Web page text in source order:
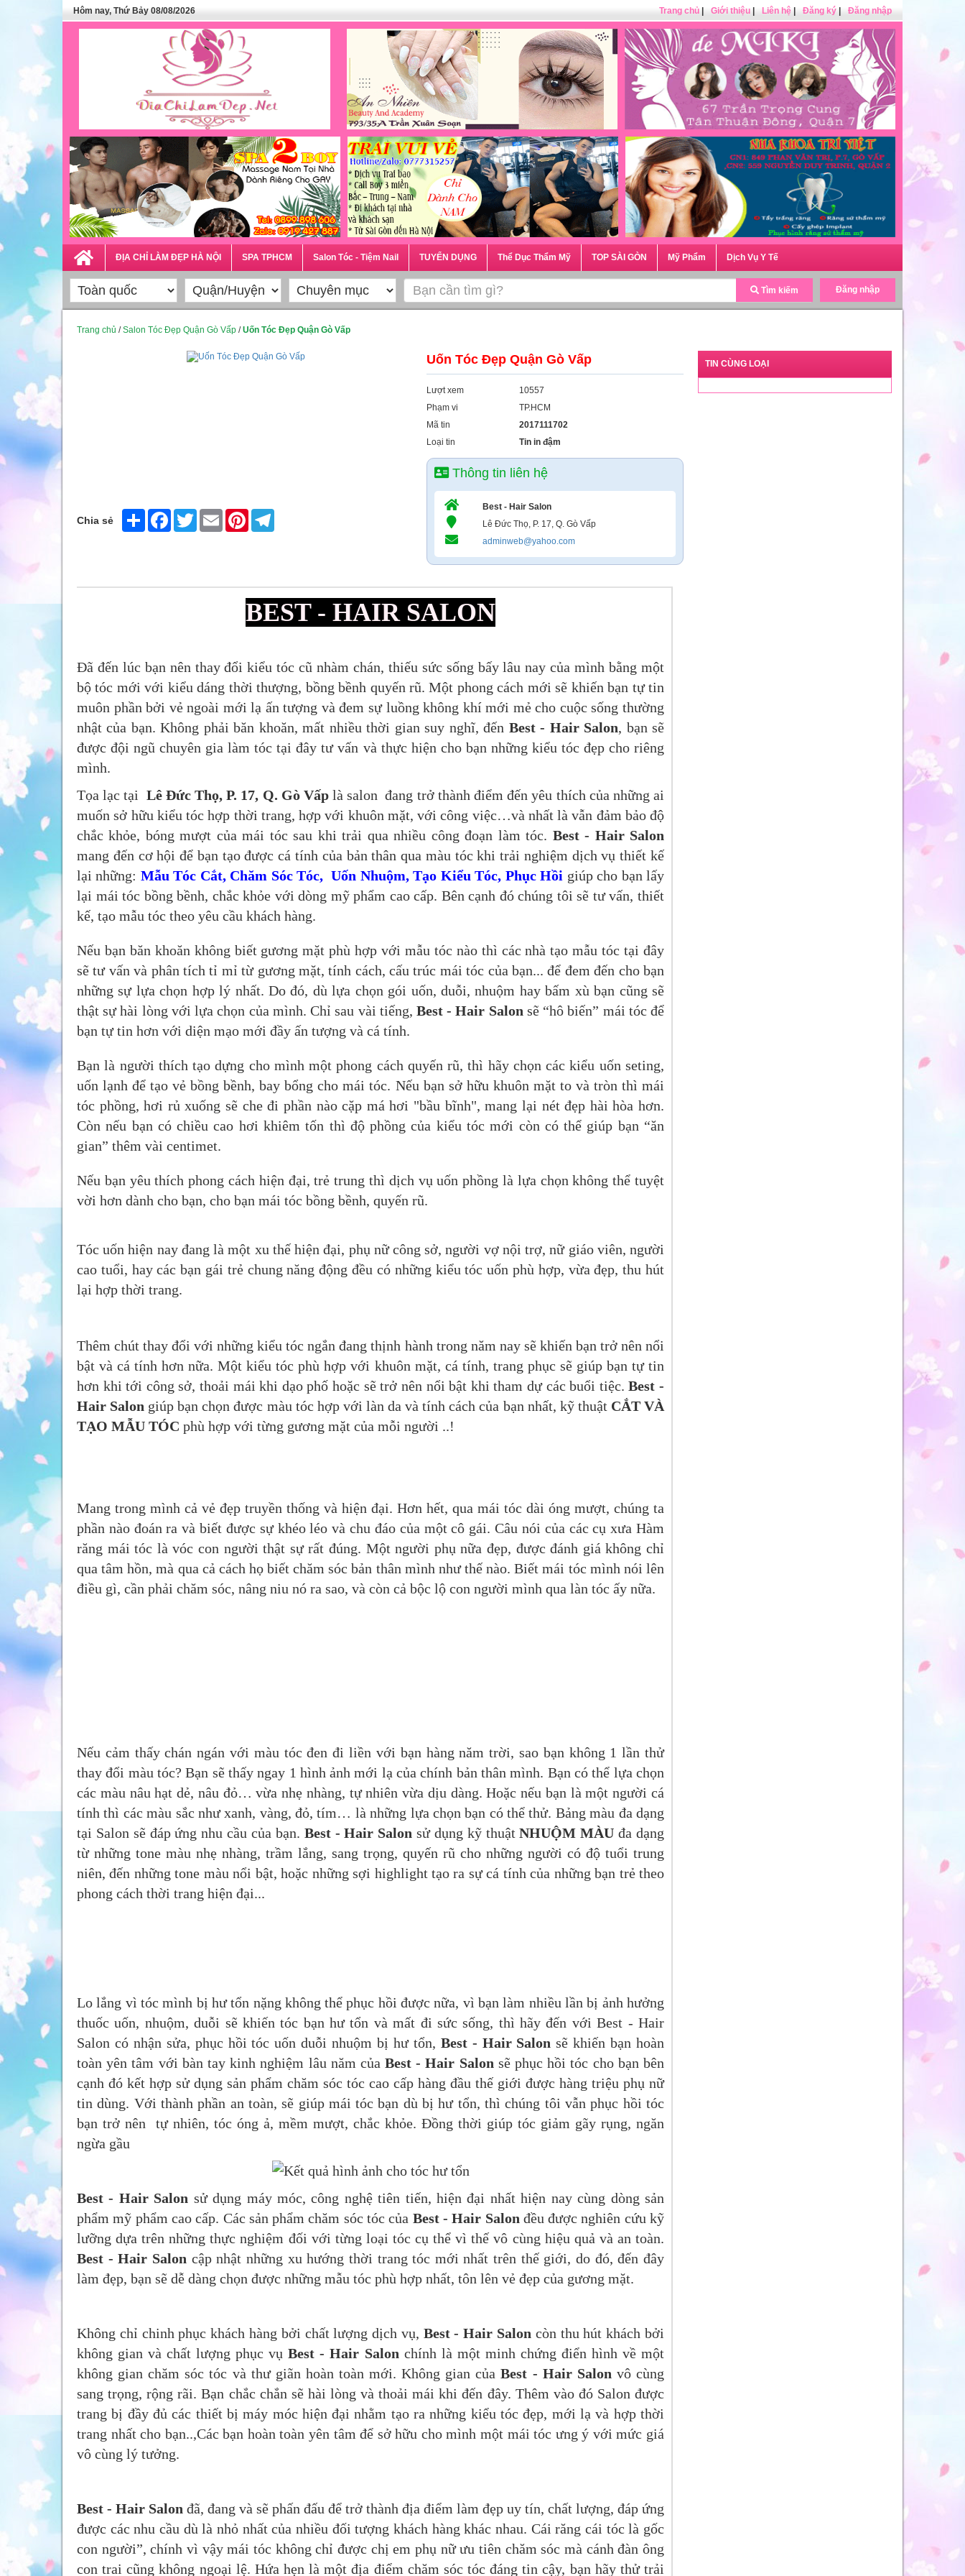
Hôm nay, Thứ Bảy 08/08/2026 Trang chủ Giới thiệu Liên hệ Đăng ký Đăng nhập
ĐỊA CHỈ LÀM ĐẸP HÀ NỘI SPA TPHCM Salon Tóc - Tiệm Nail TUYỂN DỤNG Thể Dục Thẩm Mỹ TOP SÀI GÒN Mỹ Phẩm Dịch Vụ Y Tế
Tìm kiếm Đăng nhập
Trang chủ /Salon Tóc Đẹp Quận Gò Vấp /Uốn Tóc Đẹp Quận Gò Vấp
Chia sẻ Share FacebookTwitter Email Pinterest
Uốn Tóc Đẹp Quận Gò Vấp
Lượt xem
10557
Phạm vi
TP.HCM
Mã tin
2017111702
Loại tin
Tin in đậm
Thông tin liên hệ
Best - Hair Salon
Lê Đức Thọ, P. 17, Q. Gò Vấp
adminweb@yahoo.com
BEST - HAIR SALON
Đã đến lúc bạn nên thay đổi kiểu tóc cũ nhàm chán, thiếu sức sống bấy lâu nay của mình bằng một
bộ tóc mới với kiểu dáng thời thượng, bồng bềnh quyến rũ. Một phong cách mới sẽ khiến bạn tự tin
muôn phần bởi vẻ ngoài mới lạ ấn tượng và đem sự luồng không khí mới mẻ cho cuộc sống thường
nhật của bạn. Không phải băn khoăn, mất nhiều thời gian suy nghĩ, đến Best - Hair Salon, bạn sẽ
được đội ngũ chuyên gia làm tóc tại đây tư vấn và thực hiện cho bạn những kiểu tóc đẹp cho riêng
mình.
Tọa lạc tại Lê Đức Thọ, P. 17, Q. Gò Vấp là salon đang trở thành điểm đến yêu thích của những ai
muốn sở hữu kiểu tóc hợp thời trang, hợp với khuôn mặt, với công việc…và nhất là vẫn đảm bảo độ
chắc khỏe, bóng mượt của mái tóc sau khi trải qua nhiều công đoạn làm tóc. Best - Hair Salon
mang đến cơ hội để bạn tạo được cá tính của bản thân qua màu tóc khi trải nghiệm dịch vụ thiết kế
lại những: Mẫu Tóc Cắt, Chăm Sóc Tóc, Uốn Nhuộm, Tạo Kiểu Tóc, Phục Hồi giúp cho bạn lấy
lại mái tóc bồng bềnh, chắc khỏe với dòng mỹ phẩm cao cấp. Bên cạnh đó chúng tôi sẽ tư vấn, thiết
kế, tạo mẫu tóc theo yêu cầu khách hàng.
Nếu bạn băn khoăn không biết gương mặt phù hợp với mẫu tóc nào thì các nhà tạo mẫu tóc tại đây
sẽ tư vấn và phân tích tỉ mỉ từ gương mặt, tính cách, cấu trúc mái tóc của bạn... để đem đến cho bạn
những sự lựa chọn hợp lý nhất. Do đó, dù lựa chọn gói uốn, duỗi, nhuộm hay bấm xù bạn cũng sẽ
thật sự hài lòng với lựa chọn của mình. Chỉ sau vài tiếng, Best - Hair Salon sẽ “hô biến” mái tóc để
bạn tự tin hơn với diện mạo mới đầy ấn tượng và cá tính.
Bạn là người thích tạo dựng cho mình một phong cách quyến rũ, thì hãy chọn các kiểu uốn seting,
uốn lạnh để tạo vẻ bồng bềnh, bay bổng cho mái tóc. Nếu bạn sở hữu khuôn mặt to và tròn thì mái
tóc phồng, hơi rủ xuống sẽ che đi phần nào cặp má hơi "bầu bĩnh", mang lại nét đẹp hài hòa hơn.
Còn nếu bạn có chiều cao hơi khiêm tốn thì độ phồng của kiểu tóc mới còn có thể giúp bạn “ăn
gian” thêm vài centimet.
Nếu bạn yêu thích phong cách hiện đại, trẻ trung thì dịch vụ uốn phồng là lựa chọn không thể tuyệt
vời hơn dành cho bạn, cho bạn mái tóc bồng bềnh, quyến rũ.
Tóc uốn hiện nay đang là một xu thế hiện đại, phụ nữ công sở, người vợ nội trợ, nữ giáo viên, người
cao tuổi, hay các bạn gái trẻ chung năng động đều có những kiểu tóc uốn phù hợp, vừa đẹp, thu hút
lại hợp thời trang.
Thêm chút thay đổi với những kiểu tóc ngắn đang thịnh hành trong năm nay sẽ khiến bạn trở nên nổi
bật và cá tính hơn nữa. Một kiểu tóc phù hợp với khuôn mặt, cá tính, trang phục sẽ giúp bạn tự tin
hơn khi tới công sở, thoải mái khi dạo phố hoặc sẽ trở nên nổi bật khi tham dự các buổi tiệc.Best -
Hair Salon giúp bạn chọn được màu tóc hợp với làn da và tính cách của bạn nhất, kỹ thuật CẮT VÀ
TẠO MẪU TÓC phù hợp với từng gương mặt của mỗi người ..!
Mang trong mình cả vẻ đẹp truyền thống và hiện đại. Hơn hết, qua mái tóc dài óng mượt, chúng ta
phần nào đoán ra và biết được sự khéo léo và chu đáo của một cô gái. Câu nói của các cụ xưa Hàm
răng mái tóc là vóc con người thật sự rất đúng. Một người phụ nữa đẹp, được đánh giá không chỉ
qua tâm hồn, mà qua cả cách họ biết chăm sóc bản thân mình như thế nào. Biết mái tóc mình nói lên
điều gì, cần phải chăm sóc, nâng niu nó ra sao, và còn cả bộc lộ con người mình qua làn tóc ấy nữa.
Nếu cảm thấy chán ngán với màu tóc đen đi liền với bạn hàng năm trời, sao bạn không 1 lần thử
thay đổi màu tóc? Bạn sẽ thấy ngay 1 hình ảnh mới lạ của chính bản thân mình. Bạn có thể lựa chọn
các màu nâu hạt dẻ, nâu đỏ… vừa nhẹ nhàng, tự nhiên vừa dịu dàng. Hoặc nếu bạn là một người cá
tính thì các màu sắc như xanh, vàng, đỏ, tím… là những lựa chọn bạn có thể thử. Bảng màu đa dạng
tại Salon sẽ đáp ứng nhu cầu của bạn. Best - Hair Salon sử dụng kỹ thuật NHUỘM MÀU đa dạng
từ những tone màu nhẹ nhàng, trầm lắng, sang trọng, quyến rũ cho những người có độ tuổi trung
niên, đến những tone màu nổi bật, hoặc những sợi highlight tạo ra sự cá tính của những bạn trẻ theo
phong cách thời trang hiện đại...
Lo lắng vì tóc mình bị hư tổn nặng không thể phục hồi được nữa, vì bạn làm nhiều lần bị ảnh hưởng
thuốc uốn, nhuộm, duỗi sẽ khiến tóc bạn hư tổn và mất đi sức sống, thì hãy đến với Best - Hair
Salon có nhận sửa, phục hồi tóc uốn duỗi nhuộm bị hư tổn, Best - Hair Salon sẽ khiến bạn hoàn
toàn yên tâm với bàn tay kinh nghiệm lâu năm củaBest - Hair Salon sẽ phục hồi tóc cho bạn bên
cạnh đó kết hợp sử dụng sản phẩm chăm sóc tóc cao cấp hàng đầu thế giới được hàng triệu phụ nữ
tin dùng. Với thành phần an toàn, sẽ giúp mái tóc bạn dù bị hư tổn, thì chúng tôi vẫn phục hồi tóc
bạn trở nên tự nhiên, tóc óng ả, mềm mượt, chắc khỏe. Đồng thời giúp tóc giảm gãy rụng, ngăn
ngừa gầu
Best - Hair Salon sử dụng máy móc, công nghệ tiên tiến, hiện đại nhất hiện nay cùng dòng sản
phẩm mỹ phẩm cao cấp. Các sản phẩm chăm sóc tóc của Best - Hair Salon đều được nghiên cứu kỹ
lưỡng dựa trên những thực nghiệm đối với từng loại tóc cụ thể vì thế vô cùng hiệu quả và an toàn.
Best - Hair Salon cập nhật những xu hướng thời trang tóc mới nhất trên thế giới, do đó, đến đây
làm đẹp, bạn sẽ dễ dàng chọn được những mẫu tóc phù hợp nhất, tôn lên vẻ đẹp của gương mặt.
Không chỉ chinh phục khách hàng bởi chất lượng dịch vụ, Best - Hair Salon còn thu hút khách bởi
không gian và chất lượng phục vụBest - Hair Salon chính là một minh chứng điển hình về một
không gian chăm sóc tóc và thư giãn hoàn toàn mới. Không gian củaBest - Hair Salon vô cùng
sang trọng, rộng rãi. Bạn chắc chắn sẽ hài lòng và thoải mái khi đến đây. Thêm vào đó Salon được
trang bị đầy đủ các thiết bị máy móc hiện đại nhằm tạo ra những kiểu tóc đẹp, mới lạ và hợp thời
trang nhất cho bạn..,Các bạn hoàn toàn yên tâm để sở hữu cho mình một mái tóc ưng ý với mức giá
vô cùng lý tưởng.
Best - Hair Salon đã, đang và sẽ phấn đấu để trở thành địa điểm làm đẹp uy tín, chất lượng, đáp ứng
được các nhu cầu dù là nhỏ nhất của nhiều đối tượng khách hàng khác nhau. Cái răng cái tóc là gốc
con người”, chính vì vậy mái tóc không chỉ được chị em phụ nữ ưu tiên chăm sóc mà cánh đàn ông
con trai cũng không ngoại lệ. Hứa hẹn là một địa điểm chăm sóc tóc đáng tin cậy, bạn hãy thử trải
TIN CÙNG LOẠI